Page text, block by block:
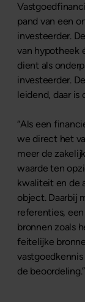
pand van een
investeerder.
van hypotheek
dient als
investeerder.
leidend, daar is
“Als een
we direct het
meer de
waarde ten
kwaliteit en de
object. Daarbij
referenties,
bronnen zoals
feitelijke
de beoordeling.”